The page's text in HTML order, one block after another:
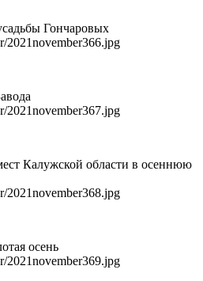
Гончаровых
Калужской области в осеннюю
осень